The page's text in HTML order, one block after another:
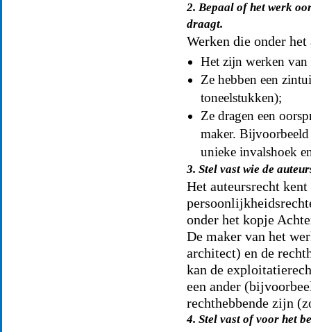
2. Bepaal of het werk
draagt.
Werken die onder
Het zijn werken van
Ze hebben een
toneelstukken);
Ze dragen een
maker. Bijvoorbeeld
unieke invalshoek
3. Stel vast wie de
Het auteursrecht
onder het kopje
De maker van het
architect) en de
kan de
een ander
rechthebbende zijn
4. Stel vast of voor het